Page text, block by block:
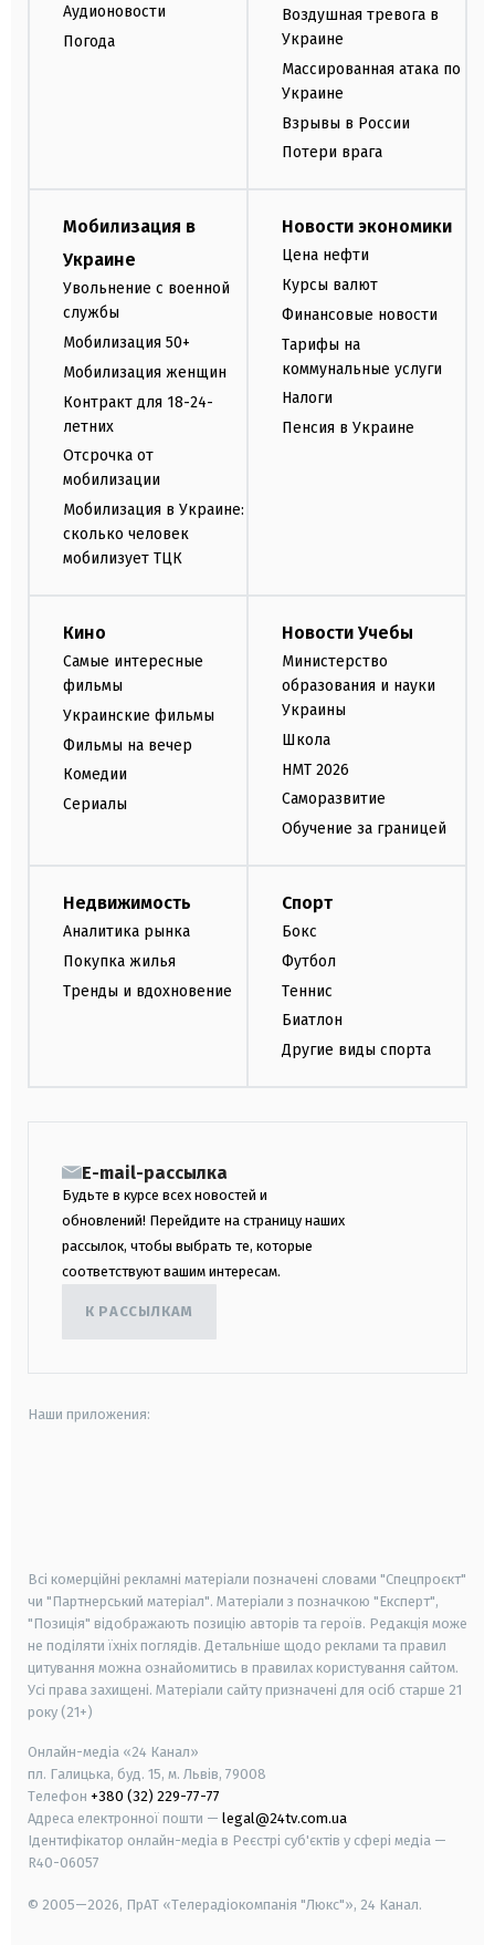
Аудионовости
Погода
Воздушная тревога в
Украине
Массированная атака по
Украине
Взрывы в России
Потери врага
Мобилизация в
Украине
Увольнение с военной
службы
Мобилизация 50+
Мобилизация женщин
Контракт для 18-24-
летних
Отсрочка от
мобилизации
Мобилизация в Украине:
сколько человек
мобилизует ТЦК
Новости экономики
Цена нефти
Курсы валют
Финансовые новости
Тарифы на
коммунальные услуги
Налоги
Пенсия в Украине
Кино
Самые интересные
фильмы
Украинские фильмы
Фильмы на вечер
Комедии
Сериалы
Новости Учебы
Министерство
образования и науки
Украины
Школа
НМТ 2026
Саморазвитие
Обучение за границей
Недвижимость
Аналитика рынка
Покупка жилья
Тренды и вдохновение
Спорт
Бокс
Футбол
Теннис
Биатлон
Другие виды спорта
E-mail-рассылка
Будьте в курсе всех новостей и
обновлений! Перейдите на страницу наших
рассылок, чтобы выбрать те, которые
соответствуют вашим интересам.
К РАССЫЛКАМ
Наши приложения:
Всі комерційні рекламні матеріали позначені словами "Спецпроєкт"
чи "Партнерський матеріал". Матеріали з позначкою "Експерт",
"Позиція" відображають позицію авторів та героїв. Редакція може
не поділяти їхніх поглядів. Детальніше щодо реклами та правил
цитування можна ознайомитись в правилах користування сайтом.
Усі права захищені. Матеріали сайту призначені для осіб старше 21
року (21+)
Онлайн-медіа «24 Канал»
пл. Галицька, буд. 15, м. Львів, 79008
Телефон +380 (32) 229-77-77
Адреса електронної пошти — legal@24tv.com.ua
Ідентифікатор онлайн-медіа в Реєстрі суб'єктів у сфері медіа —
R40-06057
© 2005—2026, ПрАТ «Телерадіокомпанія "Люкс"», 24 Канал.